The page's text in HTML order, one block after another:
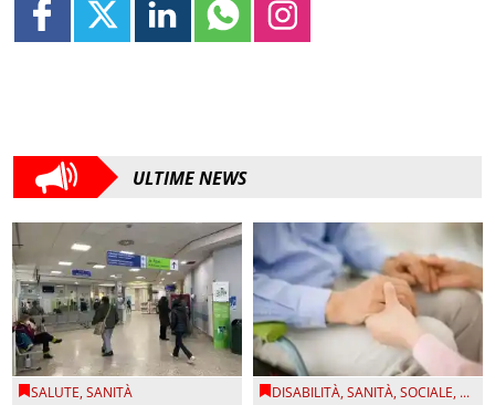
ULTIME NEWS
SALUTE,SANITÀ DISABILITÀ,SANITÀ,SOCIALE, ...